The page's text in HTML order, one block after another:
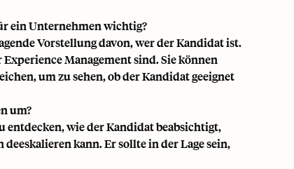
ein Unternehmen wichtig?
Vorstellung davon, wer der Kandidat ist.
Management sind. Sie können
um zu sehen, ob der Kandidat geeignet
um?
entdecken, wie der Kandidat beabsichtigt,
kann. Er sollte in der Lage sein,